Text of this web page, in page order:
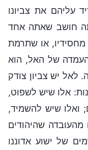
עליהם את צביונו
חושב שאתה אחד
או שתרמת
של האל, הוא
לאל יש צביון צודק
אלו שיש לשפוט,
ואלו שיש להשמיד,
שהיהודים
של ישוע אדוננו